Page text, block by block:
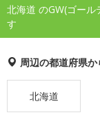
北海道 のGW(ゴー
す
周辺の都道府県
北海道